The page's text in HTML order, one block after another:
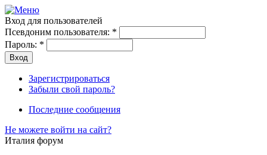
Вход для пользователей
Псевдоним пользователя: *
Пароль: *
Зарегистрироваться
Забыли свой пароль?
Последние сообщения
Не можете войти на сайт?
Италия форум